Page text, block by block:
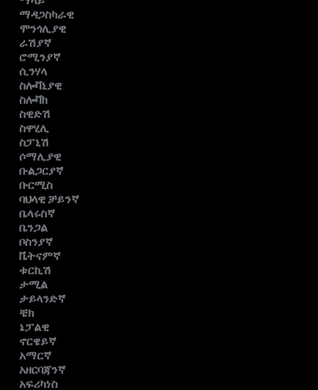
ማዳጋስካራዊ
ሞንጎሊያዊ
ራሽያኛ
ሮሚንያኛ
ሲንሃላ
ስሎቫኒያዊ
ስሎቫክ
ስዊድሽ
ስዋሂሊ
ስፓኒሽ
ሶማሊያዊ
ቡልጋርያኛ
ቡርሚስ
ባህላዊ ቻይንኛ
ቤላሩስኛ
ቤንጋል
ቦስንያኛ
ቬትናምኛ
ቱርኪሽ
ታሚል
ታይላንድኛ
ቼክ
ኔፓልዊ
ኖርዌይኛ
አማርኛ
አዘርባጃንኛ
አፍሪካነስ